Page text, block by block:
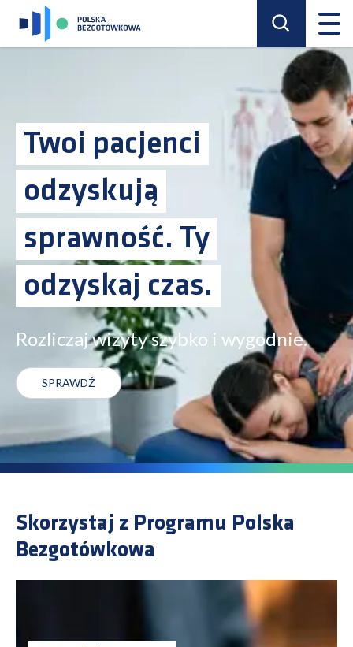
Twoi pacjenci
odzyskują
sprawność. Ty
odzyskaj czas.
Rozliczaj wizyty szybko i wygodnie.
SPRAWDŹ
Skorzystaj z Programu Polska
Bezgotówkowa